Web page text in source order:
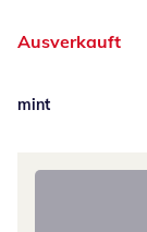
Ausverkauft
mint